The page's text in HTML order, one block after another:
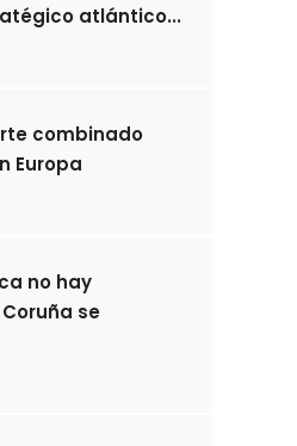
atlántico...
combinado
Europa
no hay
se